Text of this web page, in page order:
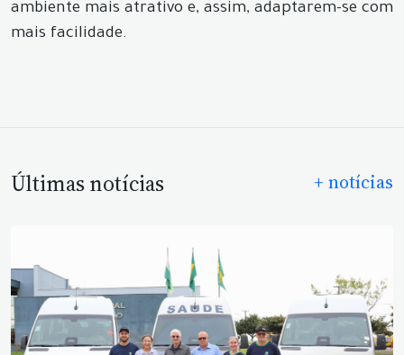
ambiente mais atrativo e, assim, adaptarem-se com
mais facilidade.
Últimas notícias + notícias